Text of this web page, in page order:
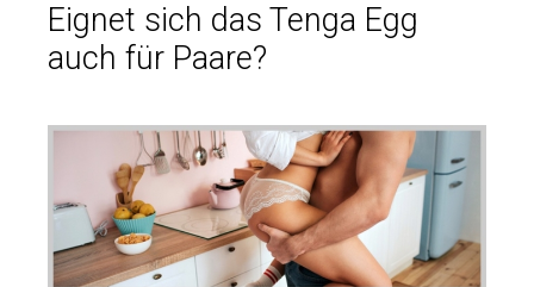
Eignet sich das Tenga Egg
auch für Paare?